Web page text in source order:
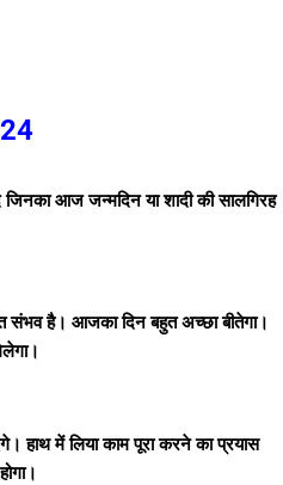
आज जन्मदिन या शादी की सालगिरह
है। आजका दिन बहुत अच्छा बीतेगा।
हाथ में लिया काम पूरा करने का प्रयास